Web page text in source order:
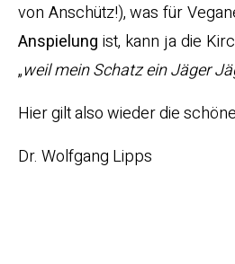
von Anschütz!), was für
Anspielung ist, kann ja die
„weil mein Schatz ein Jäger
Hier gilt also wieder die
Dr. Wolfgang Lipps